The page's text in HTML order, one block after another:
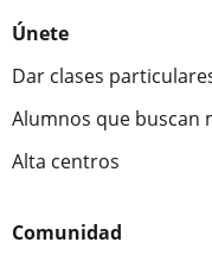
Únete
Dar clases
Alumnos que buscan
Alta centros
Comunidad